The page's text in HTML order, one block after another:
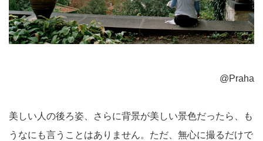
@Praha
美しい人の後ろ姿、さらに背景が美しい景色だったら、も
うなにも言うことはありません。ただ、無心に撮るだけで